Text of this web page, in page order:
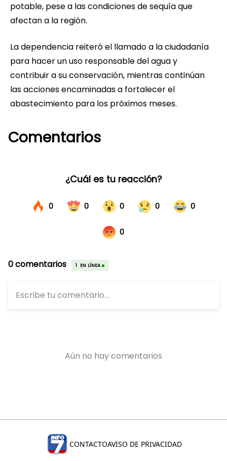
potable, pese a las condiciones de sequía que
afectan a la región.
La dependencia reiteró el llamado a la ciudadanía
para hacer un uso responsable del agua y
contribuir a su conservación, mientras continúan
las acciones encaminadas a fortalecer el
abastecimiento para los próximos meses.
Comentarios
CONTACTOAVISO DE PRIVACIDAD